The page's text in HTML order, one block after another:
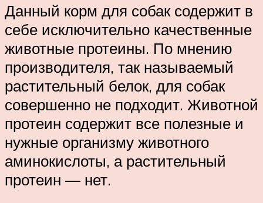
Данный корм для собак содержит в
себе исключительно качественные
животные протеины. По мнению
производителя, так называемый
растительный белок, для собак
совершенно не подходит. Животной
протеин содержит все полезные и
нужные организму животного
аминокислоты, а растительный
протеин — нет.